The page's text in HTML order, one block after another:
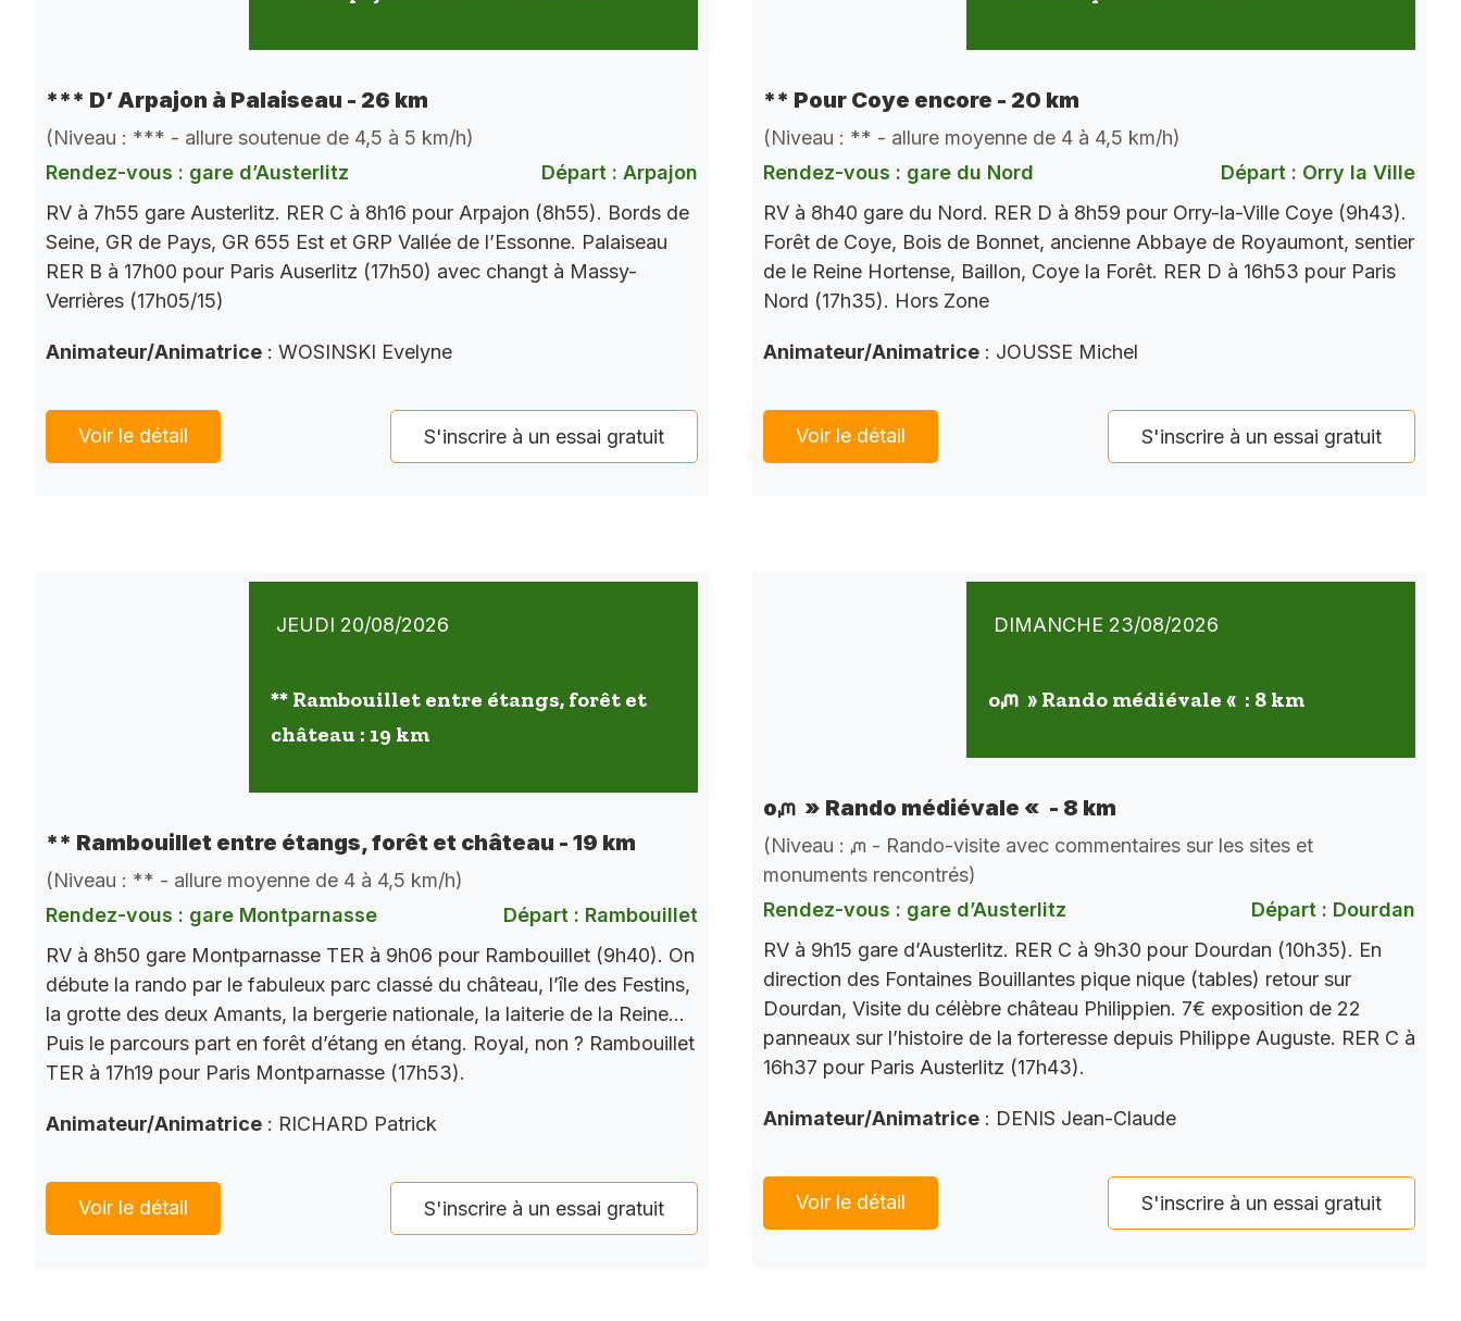
*** D’ Arpajon à Palaiseau - 26 km
(Niveau : *** - allure soutenue de 4,5 à 5 km/h)
Rendez-vous : gare d’Austerlitz
Départ : Arpajon
RV à 7h55 gare Austerlitz. RER C à 8h16 pour Arpajon (8h55). Bords de
Seine, GR de Pays, GR 655 Est et GRP Vallée de l’Essonne. Palaiseau
RER B à 17h00 pour Paris Auserlitz (17h50) avec changt à Massy-
Verrières (17h05/15)
Animateur/Animatrice : WOSINSKI Evelyne
Voir le détail S'inscrire à un essai gratuit
** Pour Coye encore - 20 km
(Niveau : ** - allure moyenne de 4 à 4,5 km/h)
Rendez-vous : gare du Nord
Départ : Orry la Ville
RV à 8h40 gare du Nord. RER D à 8h59 pour Orry-la-Ville Coye (9h43).
Forêt de Coye, Bois de Bonnet, ancienne Abbaye de Royaumont, sentier
de le Reine Hortense, Baillon, Coye la Forêt. RER D à 16h53 pour Paris
Nord (17h35). Hors Zone
Animateur/Animatrice : JOUSSE Michel
Voir le détail S'inscrire à un essai gratuit
JEUDI 20/08/2026
** Rambouillet entre étangs, forêt et
château : 19 km
** Rambouillet entre étangs, forêt et château - 19 km
(Niveau : ** - allure moyenne de 4 à 4,5 km/h)
Rendez-vous : gare Montparnasse
Départ : Rambouillet
RV à 8h50 gare Montparnasse TER à 9h06 pour Rambouillet (9h40). On
débute la rando par le fabuleux parc classé du château, l’île des Festins,
la grotte des deux Amants, la bergerie nationale, la laiterie de la Reine…
Puis le parcours part en forêt d’étang en étang. Royal, non ? Rambouillet
TER à 17h19 pour Paris Montparnasse (17h53).
Animateur/Animatrice : RICHARD Patrick
Voir le détail S'inscrire à un essai gratuit
DIMANCHE 23/08/2026
oᘻ » Rando médiévale « : 8 km
oᘻ » Rando médiévale « - 8 km
(Niveau : ᘻ - Rando-visite avec commentaires sur les sites et
monuments rencontrés)
Rendez-vous : gare d’Austerlitz
Départ : Dourdan
RV à 9h15 gare d’Austerlitz. RER C à 9h30 pour Dourdan (10h35). En
direction des Fontaines Bouillantes pique nique (tables) retour sur
Dourdan, Visite du célèbre château Philippien. 7€ exposition de 22
panneaux sur l’histoire de la forteresse depuis Philippe Auguste. RER C à
16h37 pour Paris Austerlitz (17h43).
Animateur/Animatrice : DENIS Jean-Claude
Voir le détail S'inscrire à un essai gratuit